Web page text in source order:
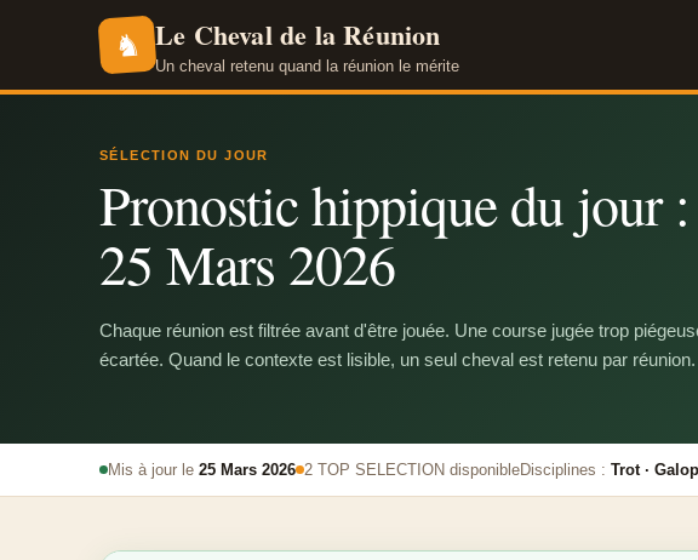
♞ Le Cheval de la Réunion
Un cheval retenu quand la réunion le mérite
SÉLECTION DU JOUR
Pronostic hippique du jour :
25 Mars 2026
Chaque réunion est filtrée avant d'être jouée. Une course jugée trop
écartée. Quand le contexte est lisible, un seul cheval est retenu par réunion.
Mis à jour le 25 Mars 2026 2 TOP SELECTION disponibleDisciplines : Trot · Galop